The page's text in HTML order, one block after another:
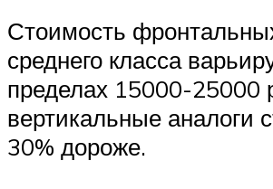
Стоимость
среднего класса
пределах 15000-25000
вертикальные аналоги
30% дороже.